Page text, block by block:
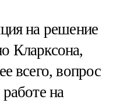
на решение
Кларксона,
всего, вопрос
на